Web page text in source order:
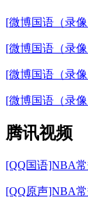
[微博国语（录像
[微博国语（录像
[微博国语（录像
[微博国语（录像
腾讯视频
[QQ国语]NBA
[QQ原声]NBA